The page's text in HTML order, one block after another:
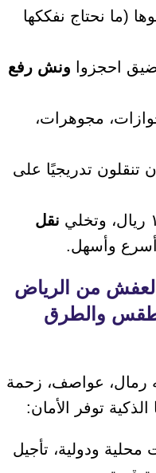
(ما نحتاج نفككها
احجزوا ونش رفع
مجوهرات،
تنقلون تدريجيًا على
نقل
أسرع وأسهل.
من الرياض
والطرق
رمال، عواصف، زحمة
توفر الأمان:
ودولية، تأجيل